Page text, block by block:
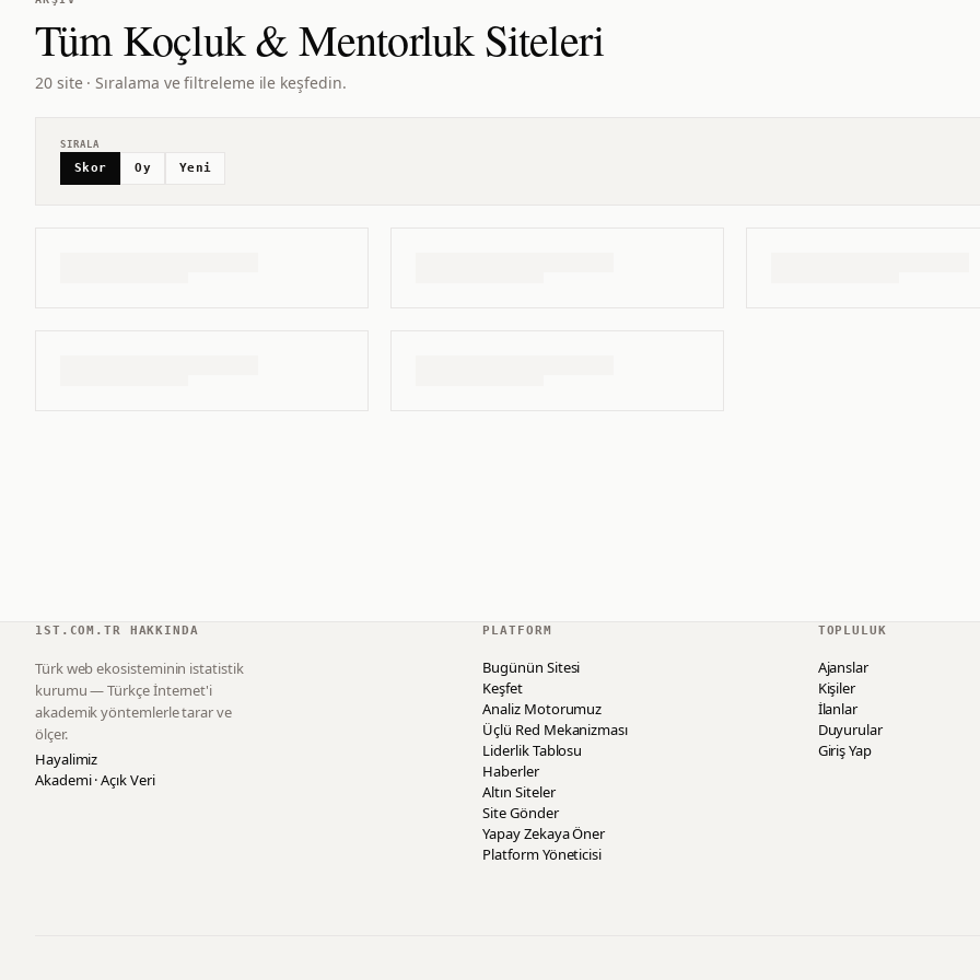
TümKoçluk & MentorlukSiteleri
20 site · Sıralama ve filtreleme ile keşfedin.
SIRALA
Skor Oy Yeni
1ST.COM.TR HAKKINDA
Türk web ekosisteminin istatistik
kurumu — Türkçe İnternet'i
akademik yöntemlerle tarar ve
ölçer.
Hayalimiz
Akademi · Açık Veri
PLATFORM
Bugünün Sitesi
Keşfet
Analiz Motorumuz
Üçlü Red Mekanizması
Liderlik Tablosu
Haberler
Altın Siteler
Site Gönder
Yapay Zekaya Öner
Platform Yöneticisi
TOPLULUK
Ajanslar
Kişiler
İlanlar
Duyurular
Giriş Yap